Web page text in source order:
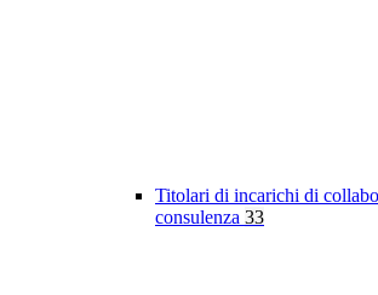
Titolari di incarichi di
consulenza 33